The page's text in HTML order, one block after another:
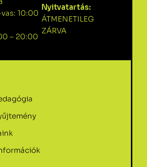
10:00
– 20:00
Nyitvatartás:
ÁTMENETILEG
ZÁRVA